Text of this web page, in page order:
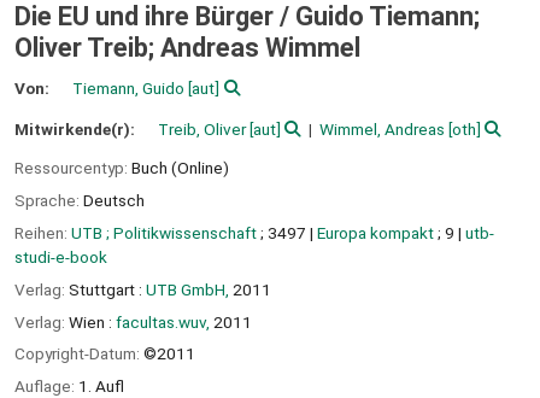
Die EU und ihre Bürger / Guido Tiemann;
Oliver Treib; Andreas Wimmel
Von: Tiemann, Guido [aut]
Mitwirkende(r): Treib, Oliver[aut] Wimmel, Andreas [oth]
Ressourcentyp: Buch (Online)
Sprache: Deutsch
Reihen: UTB ; Politikwissenschaft; 3497 | Europa kompakt; 9 | utb-
studi-e-book
Verlag: Stuttgart : UTB GmbH, 2011
Verlag: Wien : facultas.wuv, 2011
Copyright-Datum: ©2011
Auflage: 1. Aufl